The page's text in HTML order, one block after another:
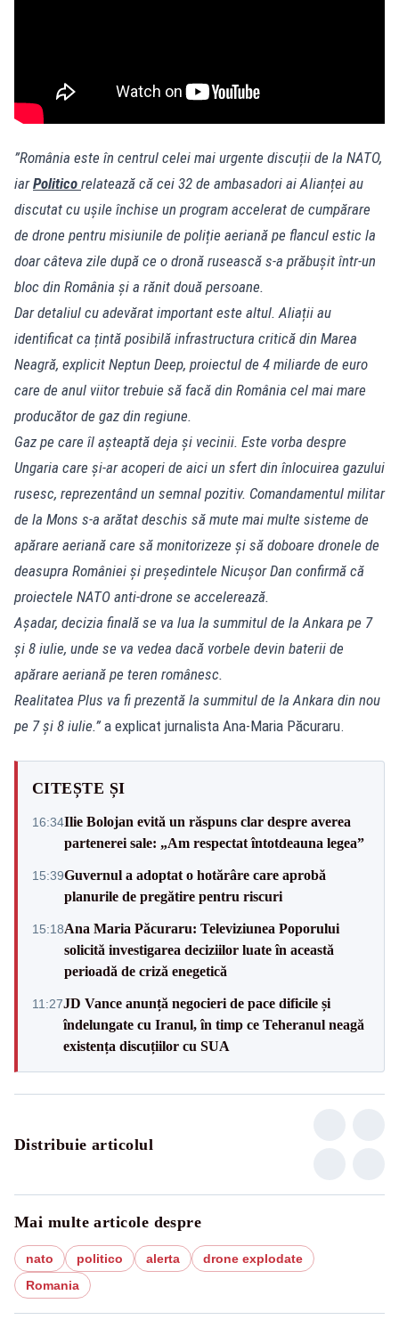
”România este în centrul celei mai urgente discuții de la NATO,
iarPolitico relatează că cei 32 de ambasadori ai Alianței au
discutat cu ușile închise un program accelerat de cumpărare
de drone pentru misiunile de poliție aeriană pe flancul estic la
doar câteva zile după ce o dronă rusească s-a prăbușit într-un
bloc din România și a rănit două persoane.
Dar detaliul cu adevărat important este altul. Aliații au
identificat ca țintă posibilă infrastructura critică din Marea
Neagră, explicit Neptun Deep, proiectul de 4 miliarde de euro
care de anul viitor trebuie să facă din România cel mai mare
producător de gaz din regiune.
Gaz pe care îl așteaptă deja și vecinii. Este vorba despre
Ungaria care și-ar acoperi de aici un sfert din înlocuirea gazului
rusesc, reprezentând un semnal pozitiv. Comandamentul militar
de la Mons s-a arătat deschis să mute mai multe sisteme de
apărare aeriană care să monitorizeze și să doboare dronele de
deasupra României și președintele Nicușor Dan confirmă că
proiectele NATO anti-drone se accelerează.
Așadar, decizia finală se va lua la summitul de la Ankara pe 7
și 8 iulie, unde se va vedea dacă vorbele devin baterii de
apărare aeriană pe teren românesc.
Realitatea Plus va fi prezentă la summitul de la Ankara din nou
pe 7 și 8 iulie.”a explicat jurnalista Ana-Maria Păcuraru.
CITEȘTE ȘI
16:34Ilie Bolojan evită un răspuns clar despre averea
partenerei sale: „Am respectat întotdeauna legea”
15:39Guvernul a adoptat o hotărâre care aprobă
planurile de pregătire pentru riscuri
15:18Ana Maria Păcuraru: Televiziunea Poporului
solicită investigarea deciziilor luate în această
perioadă de criză enegetică
11:27JD Vance anunță negocieri de pace dificile și
îndelungate cu Iranul, în timp ce Teheranul neagă
existența discuțiilor cu SUA
Distribuie articolul
Mai multe articole despre
nato politico alerta
drone explodate
Romania